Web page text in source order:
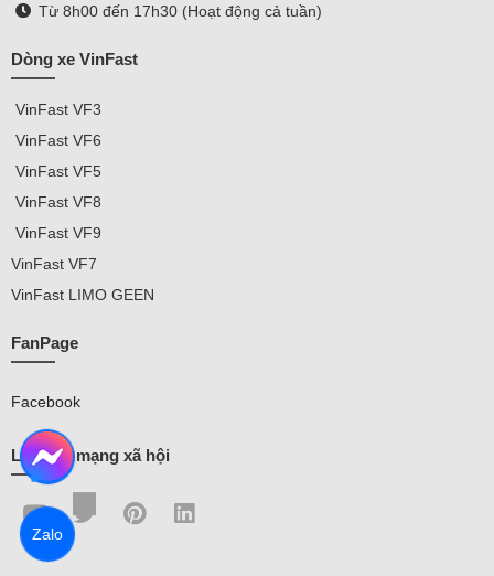
Từ 8h00 đến 17h30 (Hoạt động cả tuần)
Dòng xe VinFast
VinFast VF3
VinFast VF6
VinFast VF5
VinFast VF8
VinFast VF9
VinFast VF7
VinFast LIMO GEEN
FanPage
Facebook
Liên kết mạng xã hội
Zalo